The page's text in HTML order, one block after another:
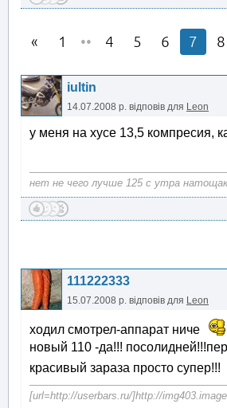
1 •• 4 5 6 7 8
iultin
14.07.2008 р. відповів для Leon
у меня на хусе 13,5 компресия,
нет не чего лучше 125 с утра натощак
111222333
15.07.2008 р. відповів для Leon
ходил смотрел-аппарат ниче
новый 110 -да!!!
красивый зараза просто супер!!!
[url=http://userbars.ru/]http://